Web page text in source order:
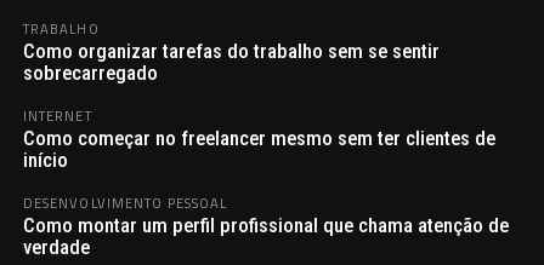
TRABALHO
Como organizar tarefas do trabalho sem se sentir
sobrecarregado
INTERNET
Como começar no freelancer mesmo sem ter clientes de
início
DESENVOLVIMENTO PESSOAL
Como montar um perfil profissional que chama atenção de
verdade